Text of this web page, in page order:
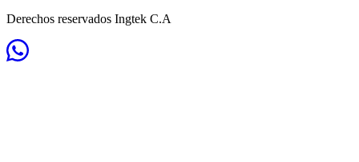
Derechos reservados Ingtek C.A